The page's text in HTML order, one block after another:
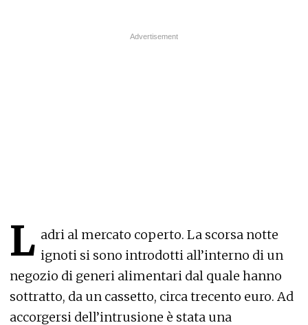
L adri al mercato coperto. La scorsa notte
ignoti si sono introdotti all’interno di un
negozio di generi alimentari dal quale hanno
sottratto, da un cassetto, circa trecento euro. Ad
accorgersi dell’intrusione è stata una